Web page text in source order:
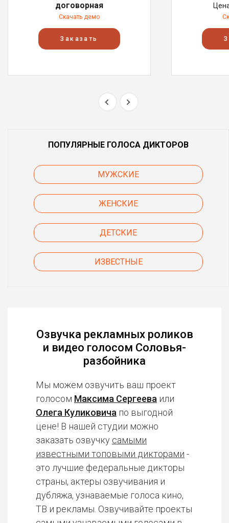
договорная
Скачать демо
Заказать
ПОПУЛЯРНЫЕ ГОЛОСА ДИКТОРОВ
МУЖСКИЕ
ЖЕНСКИЕ
ДЕТСКИЕ
ИЗВЕСТНЫЕ
Озвучка рекламных роликов
и видео голосом Соловья-
разбойника
Мы можем озвучить ваш проект
голосом Максима Сергеева или
Олега Куликовича по выгодной
цене! В нашей студии можно
заказать озвучку самыми
известными топовыми дикторами -
это лучшие федеральные дикторы
страны, актеры озвучивания и
дубляжа, узнаваемые голоса кино,
ТВ и рекламы. Озвучивайте проекты